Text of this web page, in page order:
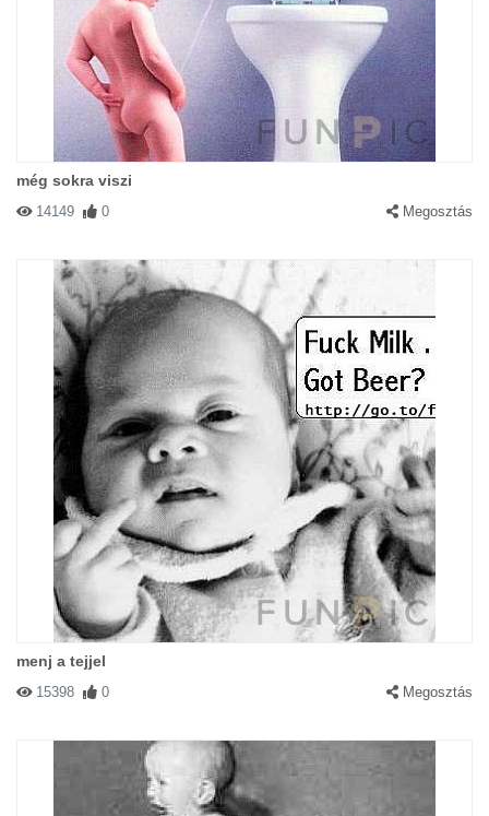
még sokra viszi
14149 0 Megosztás
menj a tejjel
15398 0 Megosztás